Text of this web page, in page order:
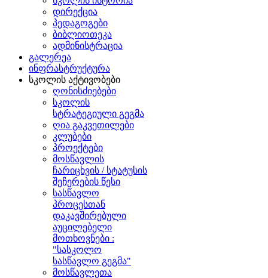
დირექცია
პედაგოგები
ბიბლიოთეკა
ადმინისტრაცია
გალერეა
ინფრასტრუქტურა
სკოლის აქტივობები
ღონისძიებები
სკოლის
სტრატეგიული გეგმა
ღია გაკვეთილები
კლუბები
პროექტები
მოსწავლის
ჩარიცხვის / სტატუსის
შეჩერების წესი
სასწავლო
პროცესთან
დაკავშირებული
აუცილებელი
მოთხოვნები :
"სასკოლო
სასწავლო გეგმა"
მოსწავლეთა